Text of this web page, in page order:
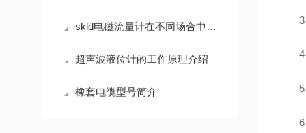
skld电磁流量计在不同场合中的分类使用
超声波液位计的工作原理介绍
橡套电缆型号简介
3
4
5
6